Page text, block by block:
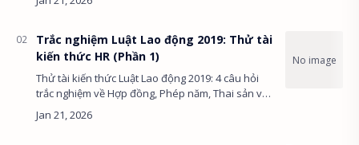
Nghị định 145/2020 để bảo vệ quyền lợ…
Trắc nghiệm Luật Lao động 2019: Thử tài
kiến thức HR (Phần 1)
Thử tài kiến thức Luật Lao động 2019: 4 câu hỏi
trắc nghiệm về Hợp đồng, Phép năm, Thai sản và
thực tế. @im…